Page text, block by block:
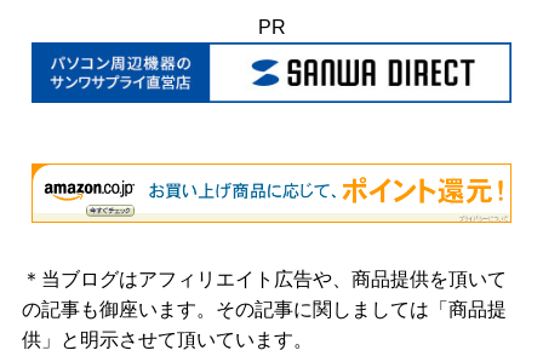
PR
＊当ブログはアフィリエイト広告や、商品提供を頂いて
の記事も御座います。その記事に関しましては「商品提
供」と明示させて頂いています。